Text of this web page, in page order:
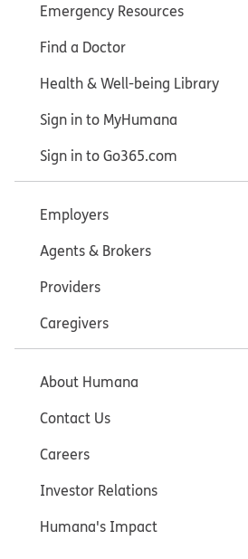
Emergency Resources
Find a Doctor
Health & Well-being Library
Sign in to MyHumana
Sign in to Go365.com
Employers
Agents & Brokers
Providers
Caregivers
About Humana
Contact Us
Careers
Investor Relations
Humana's Impact